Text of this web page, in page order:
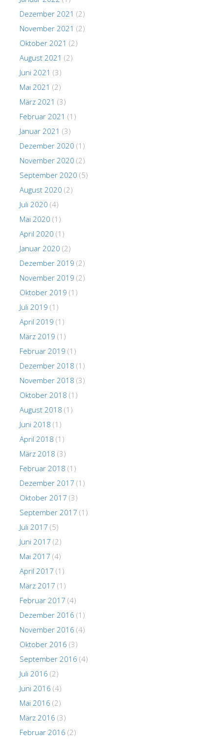
Dezember 2021 (2)
November 2021 (2)
Oktober 2021 (2)
August 2021 (2)
Juni 2021 (3)
Mai 2021 (2)
März 2021 (3)
Februar 2021 (1)
Januar 2021 (3)
Dezember 2020 (1)
November 2020 (2)
September 2020 (5)
August 2020 (2)
Juli 2020 (4)
Mai 2020 (1)
April 2020 (1)
Januar 2020 (2)
Dezember 2019 (2)
November 2019 (2)
Oktober 2019 (1)
Juli 2019 (1)
April 2019 (1)
März 2019 (1)
Februar 2019 (1)
Dezember 2018 (1)
November 2018 (3)
Oktober 2018 (1)
August 2018 (1)
Juni 2018 (1)
April 2018 (1)
März 2018 (3)
Februar 2018 (1)
Dezember 2017 (1)
Oktober 2017 (3)
September 2017 (1)
Juli 2017 (5)
Juni 2017 (2)
Mai 2017 (4)
April 2017 (1)
März 2017 (1)
Februar 2017 (4)
Dezember 2016 (1)
November 2016 (4)
Oktober 2016 (3)
September 2016 (4)
Juli 2016 (2)
Juni 2016 (4)
Mai 2016 (2)
März 2016 (3)
Februar 2016 (2)